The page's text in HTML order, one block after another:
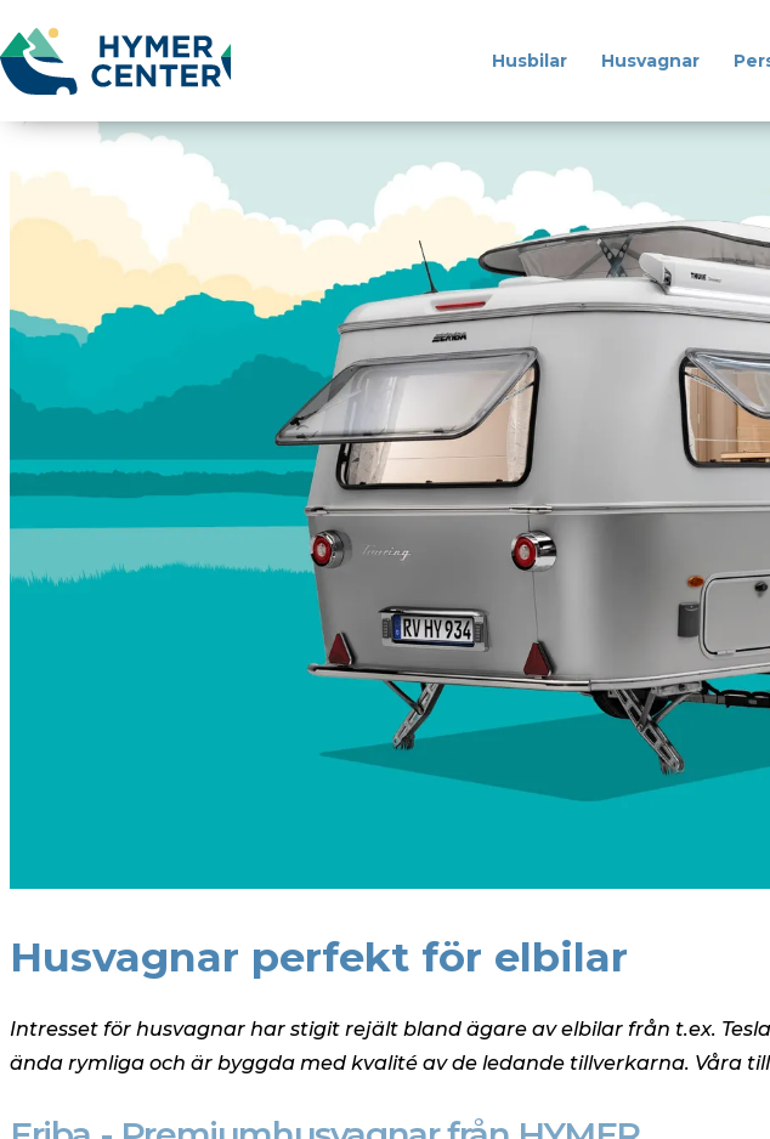
Husvagnar perfekt för elbilar
Intresset för husvagnar har stigit rejält bland ägare av elbilar från t.ex.
ända rymliga och är byggda med kvalité av de ledande tillverkarna. Våra
Husbilar Husvagnar